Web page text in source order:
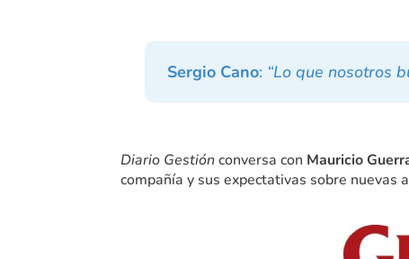
Sergio Cano: “Lo que nosotros
Diario Gestiónconversa con Mauricio
compañía y sus expectativas sobre nuevas